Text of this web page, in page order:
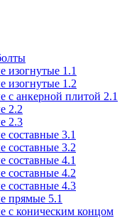
изогнутые 1.1
изогнутые 1.2
с анкерной плитой 2.1
2.2
2.3
составные 3.1
составные 3.2
составные 4.1
составные 4.2
составные 4.3
прямые 5.1
с коническим концом